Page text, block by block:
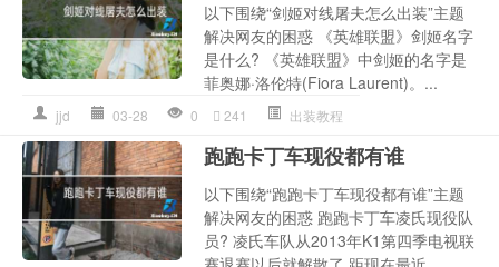
以下围绕“剑姬对线屠夫怎么出装”主题
解决网友的困惑 《英雄联盟》剑姬名字
是什么? 《英雄联盟》中剑姬的名字是
菲奥娜·洛伦特(Fiora Laurent)。...
jjd 03-28 0 241 出装教程
跑跑卡丁车现役都有谁
以下围绕“跑跑卡丁车现役都有谁”主题
解决网友的困惑 跑跑卡丁车凌氏现役队
员? 凌氏车队从2013年K1第四季电视联